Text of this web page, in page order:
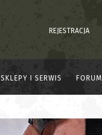
REJESTRACJA
SKLEPY I SERWIS FORUM